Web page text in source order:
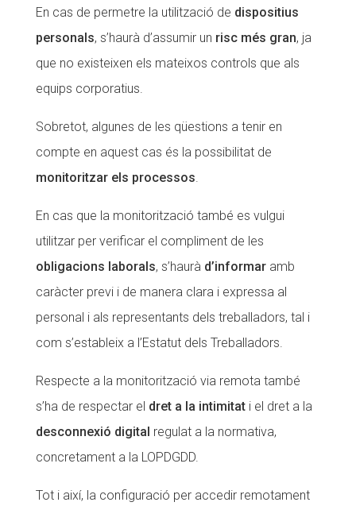
En cas de permetre la utilització de dispositius
personals, s’haurà d’assumir un risc més gran, ja
que no existeixen els mateixos controls que als
equips corporatius.
Sobretot, algunes de les qüestions a tenir en
compte en aquest cas és la possibilitat de
monitoritzar els processos.
En cas que la monitorització també es vulgui
utilitzar per verificar el compliment de les
obligacions laborals, s’haurà d’informaramb
caràcter previ i de manera clara i expressa al
personal i als representants dels treballadors, tal i
com s’estableix a l’Estatut dels Treballadors.
Respecte a la monitorització via remota també
s’ha de respectar el dret a la intimitati el dret a la
desconnexió digital regulat a la normativa,
concretament a la LOPDGDD.
Tot i així, la configuració per accedir remotament